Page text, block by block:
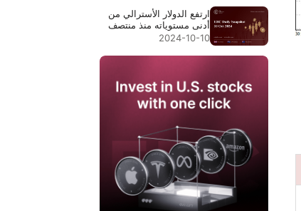
ارتفع الدولار الأسترالي من
أدنى مستوياته منذ منتصف
سبتمبر
2024-10-10